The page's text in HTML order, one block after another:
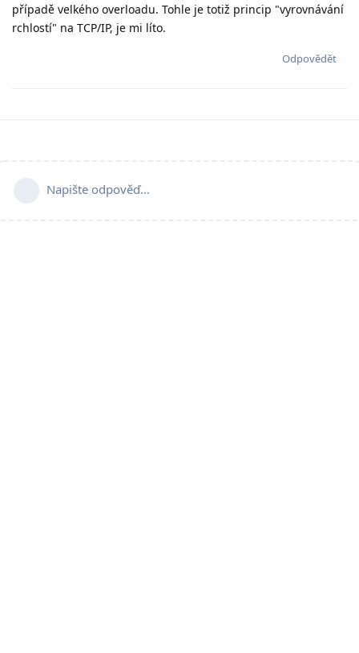
případě velkého overloadu. Tohle je totiž princip "vyrovnávání
rchlostí" na TCP/IP, je mi líto.
Odpovědět
Napište odpověď…